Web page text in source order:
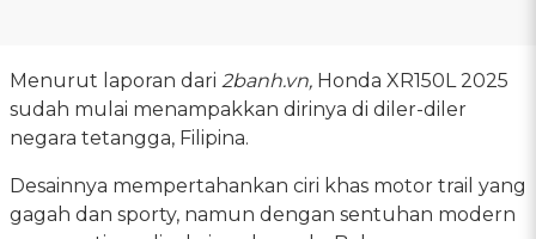
Menurut laporan dari 2banh.vn, Honda XR150L 2025
sudah mulai menampakkan dirinya di diler-diler
negara tetangga, Filipina.
Desainnya mempertahankan ciri khas motor trail yang
gagah dan sporty, namun dengan sentuhan modern